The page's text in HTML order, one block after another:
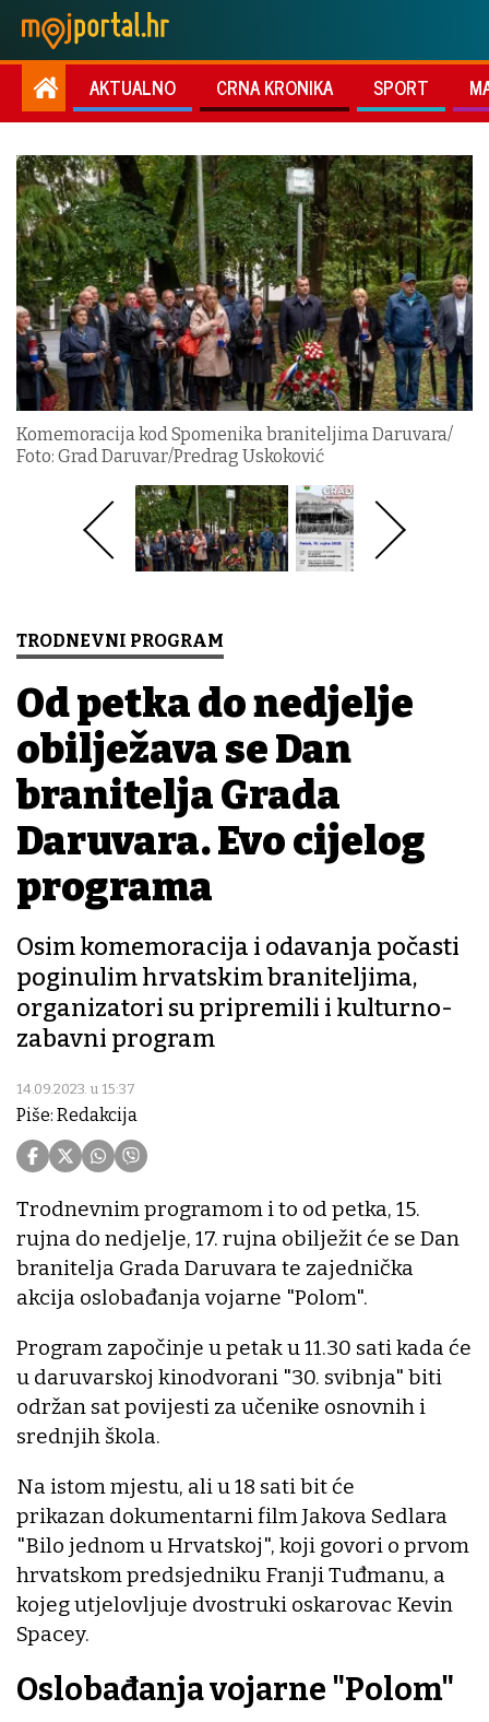
AKTUALNO CRNA KRONIKA SPORT
Komemoracija kod Spomenika braniteljima Daruvara/
Foto: Grad Daruvar/Predrag Uskoković
TRODNEVNI PROGRAM
Od petka do nedjelje
obilježava se Dan
branitelja Grada
Daruvara. Evo cijelog
programa
Osim komemoracija i odavanja počasti
poginulim hrvatskim braniteljima,
organizatori su pripremili i kulturno-
zabavni program
14.09.2023. u 15:37
Piše: Redakcija
Trodnevnim programom i to od petka, 15.
rujna do nedjelje, 17. rujna obilježit će se Dan
branitelja Grada Daruvara te zajednička
akcija oslobađanja vojarne "Polom".
Program započinje u petak u 11.30 sati kada će
u daruvarskoj kinodvorani "30. svibnja" biti
održan sat povijesti za učenike osnovnih i
srednjih škola.
Na istom mjestu, ali u 18 sati bit će
prikazan dokumentarni film Jakova Sedlara
"Bilo jednom u Hrvatskoj", koji govori o prvom
hrvatskom predsjedniku Franji Tuđmanu, a
kojeg utjelovljuje dvostruki oskarovac Kevin
Spacey.
Oslobađanja vojarne "Polom"